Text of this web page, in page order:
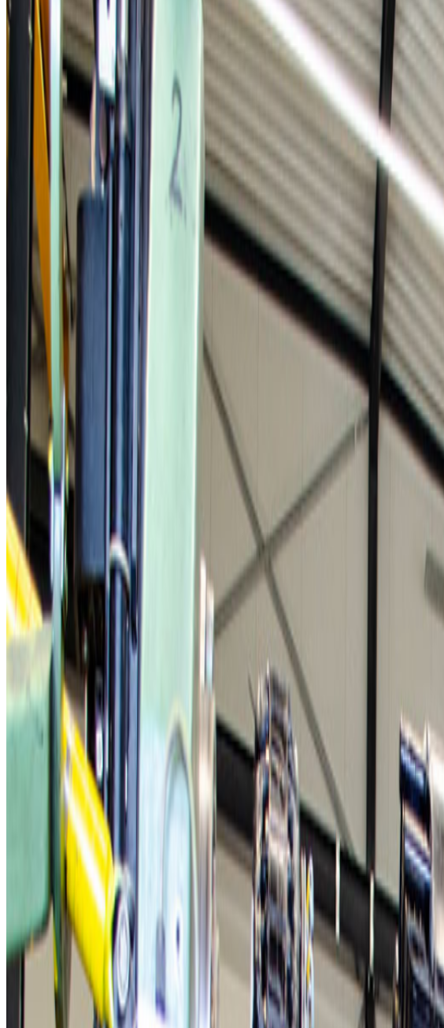
Wij voeren een revisie uit van een elektromotor, generator of andere roterende
elektrische aandrijvingen. Onze revisie en
Moderne werkplaats
(Preventief) onderhoud of revisie
Meer dan 80 jaar ervaring
Moderne werkplaats voor elektromotor revisie
Onze werkplaats beschikt over moderne faciliteiten die nodig zijn op de revisie goed uit
Bankwerkerij met draai- en freesbanken.
Dynamisch
voor rotoren, ankers en waaiers van 100 gr tot
Apparatuur voor MIG- en TIG-lassen
Wikkelafdeling met volautomatische spoelendraaimachine, spoelen-
Proefstand voor het belast testen van generatoren en motoren tot 150 kW.